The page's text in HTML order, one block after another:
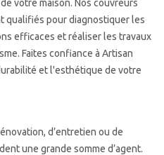
votre maison. Nos couvreurs
qualifiés pour diagnostiquer les
efficaces et réaliser les travaux
Faites confiance à Artisan
et l'esthétique de votre
d’entretien ou de
une grande somme d’agent.